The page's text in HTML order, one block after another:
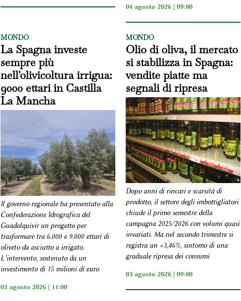
04 agosto 2026 | 09:00
MONDO
La Spagna investe
sempre più
nell'olivicoltura irrigua:
9000 ettari in Castilla
La Mancha
Il governo regionale ha presentato alla
Confederazione Idrografica del
Guadalquivir un progetto per
trasformare tra 6.000 e 9.000 ettari di
oliveto da asciutto a irrigato.
L’intervento, sostenuto da un
investimento di 15 milioni di euro
03 agosto 2026 | 11:00
MONDO
Olio di oliva, il mercato
si stabilizza in Spagna:
vendite piatte ma
segnali di ripresa
Dopo anni di rincari e scarsità di
prodotto, il settore degli imbottigliatori
chiude il primo semestre della
campagna 2025/2026 con volumi quasi
invariati. Ma nel secondo trimestre si
registra un +3,46%, sintomo di una
graduale ripresa dei consumi
03 agosto 2026 | 09:00